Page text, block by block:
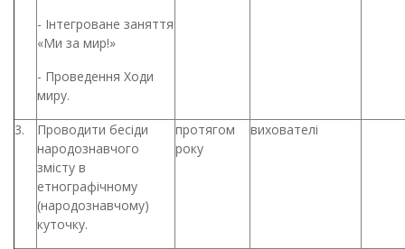
- Інтегроване заняття
«Ми за мир!»
- Проведення Ходи
миру.
3.
Проводити бесіди
народознавчого
змісту в
етнографічному
(народознавчому)
куточку.
протягом
року
вихователі